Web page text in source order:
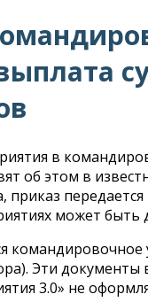
в
об этом в
приказ
может быть
командировочное
Эти
3.0» не